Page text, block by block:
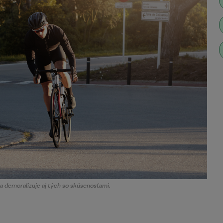
demoralizuje aj tých so skúsenosťami.